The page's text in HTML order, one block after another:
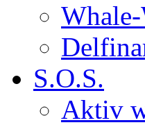
S.O.S.
Aktiv